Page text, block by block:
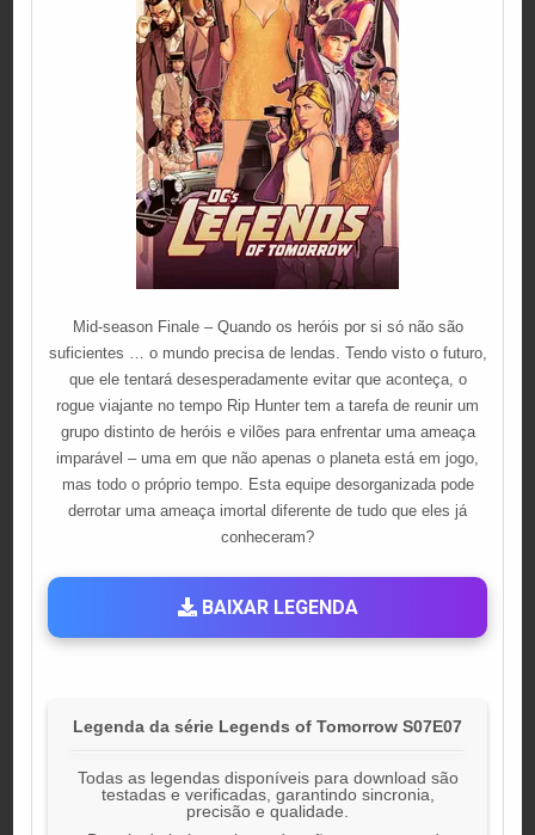
Mid-season Finale – Quando os heróis por si só não são
suficientes … o mundo precisa de lendas. Tendo visto o futuro,
que ele tentará desesperadamente evitar que aconteça, o
rogue viajante no tempo Rip Hunter tem a tarefa de reunir um
grupo distinto de heróis e vilões para enfrentar uma ameaça
imparável – uma em que não apenas o planeta está em jogo,
mas todo o próprio tempo. Esta equipe desorganizada pode
derrotar uma ameaça imortal diferente de tudo que eles já
conheceram?
BAIXAR LEGENDA
Legenda da série Legends of Tomorrow S07E07
Todas as legendas disponíveis para download são
testadas e verificadas, garantindo sincronia,
precisão e qualidade.